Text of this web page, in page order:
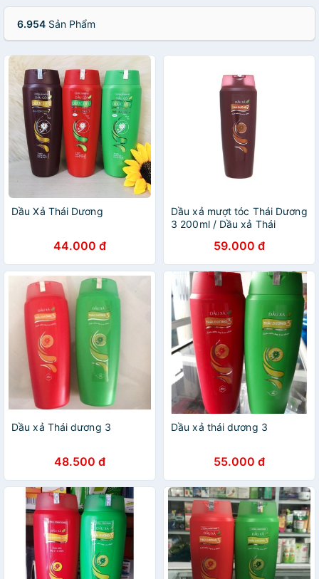
6.954 Sản Phẩm
Dầu Xả Thái Dương
44.000 đ
Dầu xả mượt tóc Thái Dương
3 200ml / Dầu xả Thái
59.000 đ
Dầu xả Thái dương 3
48.500 đ
Dầu xả thái dương 3
55.000 đ